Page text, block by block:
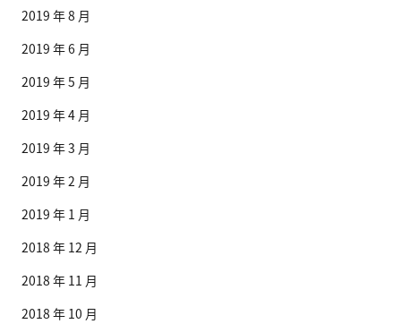
2019 年 8 月
2019 年 6 月
2019 年 5 月
2019 年 4 月
2019 年 3 月
2019 年 2 月
2019 年 1 月
2018 年 12 月
2018 年 11 月
2018 年 10 月